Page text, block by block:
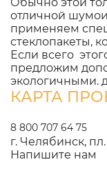
отличной
применяем
стеклопакеты,
Если всего
предложим
экологичными.
КАРТА
8 800 707 64 75
г. Челябинск,
Напишите нам